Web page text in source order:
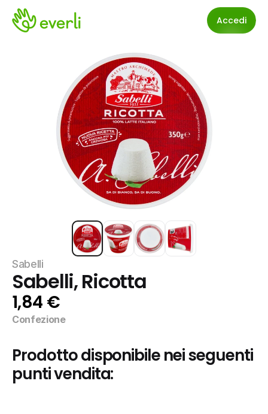
Accedi
Sabelli
Sabelli, Ricotta
1,84 €
Confezione
Prodotto disponibile nei seguenti
punti vendita: